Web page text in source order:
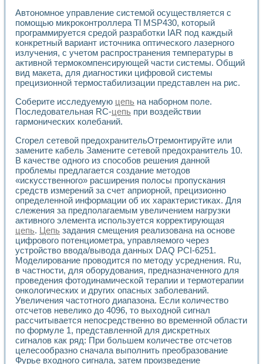
Лабораторный электрический импедансный томограф на
Микрозондовая система для характеризации
Метод траекторий в исследовании
Промышленная автоматизация
Автоматизация технологических процессов получения
Использование систем технического зрения для контроля
Исследование электромагнитных переходных процессов
Разработка виртуальных тренажеров путем
Система блокировок, сигнализации и защиты ускорителя
Система сбора данных и управления процессом
Управление температурой газовой среды специальной
Разработка программного обеспечения с
Использование технологий NATIONAL INSTRUMENTS
Оборудование для промышленной термотрансферной
Автоматизация реометрических исследований на базе
Применение измерителя иммитанса для исследова¬ния
Исследование электромагнитных переходных процессов
Стенд для исследования электрических переходных
Автоматизация контроля сварных швов на базе
Измерительный контроль с применением
Моделирование надежности и эффективности систем
Лабораторные практикумы и учебные стенды
Автоматизация лабораторного стенда по измерению
Автоматизированные лабораторные комплексы для
Виртуальный прибор для исследования нелинейных
Использование виртуальных приборов в процесе
Использование программ ELECTRONICS WORKBENCH-
Лабораторный практикум по дисциплине «Цифровые
Лабораторный практикум по ИНС на основе LabVIEW
Лабораторный практикум по основам теории коммутации
Опыт использования NI LabVIEW для создания
Автономное управление системой осуществляется с
помощью микроконтроллера Tl MSP430, который
программируется средой разработки IAR под каждый
конкретный вариант источника оптического лазерного
излучения, с учетом распространения температуры в
активной термокомпенсирующей части системы. Общий
вид макета, для диагностики цифровой системы
прецизионной термостабилизации представлен на рис.
Соберите исследуемую цепь на наборном поле.
Последовательная RC-цепь при воздействии
гармонических колебаний.
Сгорел сетевой предохранительОтремонтируйте или
замените кабель Замените сетевой предохранитель 10.
В качестве одного из способов решения данной
проблемы предлагается создание методов
«искусственного» расширения полосы пропускания
средств измерений за счет априорной, прецизионно
определенной информации об их характеристиках. Для
слежения за предполагаемым увеличением нагрузки
активного элемента используется корректирующая
цепь. Цепь задания смещения реализована на основе
цифрового потенциометра, управляемого через
устройство ввода/вывода данных DAQ PCI-6251.
Моделирование проводится по методу усреднения. Ru,
в частности, для оборудования, предназначенного для
проведения фотодинамической терапии и термотерапии
онкологических и других опасных заболеваний.
Увеличения частотного диапазона. Если количество
отсчетов невелико до 4096, то выходной сигнал
рассчитывается непосредственно во временной области
по формуле 1, представленной для дискретных
сигналов как ряд: При большем количестве отсчетов
целесообразно сначала выполнить преобразование
Фурье входного сигнала, затем произведение